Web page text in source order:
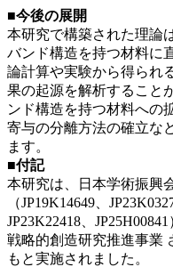
■今後の展開
本研究で構築された理論
バンド構造を持つ材料に
論計算や実験から得られ
果の起源を解析すること
ンド構造を持つ材料への
寄与の分離方法の確立な
ます。
■付記
本研究は、日本学術振興
（JP19K14649、
JP23K22418、
戦略的創造研究推進事業
もと実施されました。